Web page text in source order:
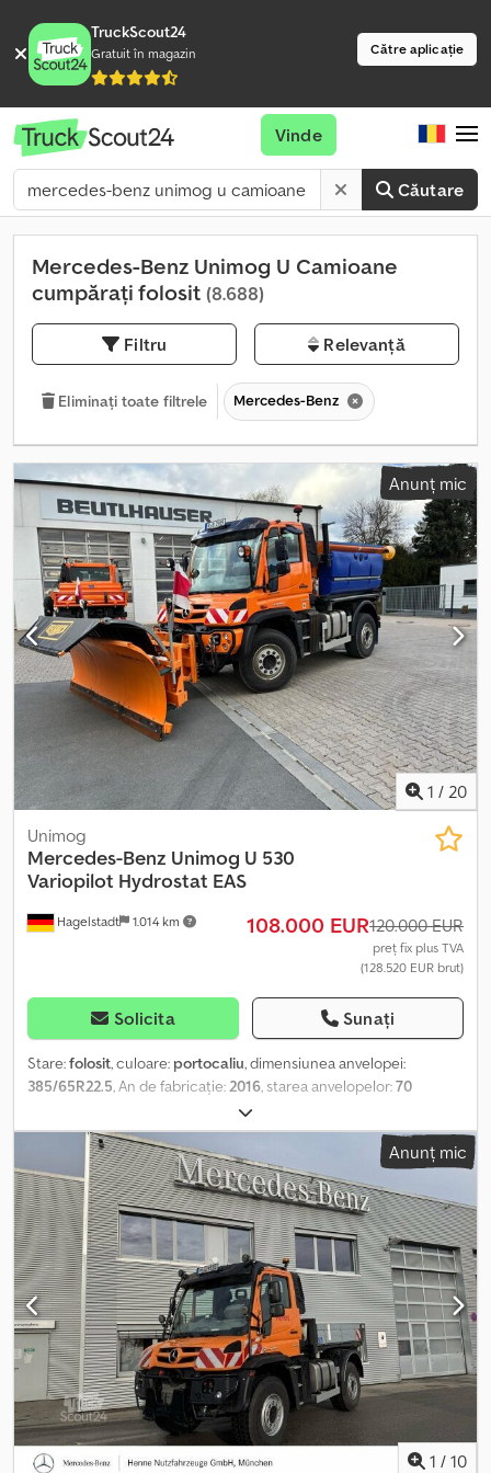
TruckScout24
Gratuit în magazin Către aplicație
Căutare
Vinde
Mercedes-Benz Unimog U Camioane
cumpărați folosit (8.688)
Filtru Relevanță
Eliminați toate filtrele Mercedes-Benz
Anunț mic
1 / 20
Hagelstadt 1.014 km
Unimog
Mercedes-Benz Unimog U 530
Variopilot Hydrostat EAS
108.000 EUR120.000 EUR
preț fix plus TVA
(128.520 EUR brut)
Solicita Sunați
Stare:folosit, culoare: portocaliu, dimensiunea anvelopei:
385/65R22.5, An de fabricație:2016, starea anvelopelor:70
, dimensiunea anvelopei din față:
dimensiunea anvelopei din spate:385/65R22.5 | 70%, viteză
90 km/h, Dotări:frână cu aer comprimat, iluminat,
Anvelope (față): 385/65R22.5, Anvelope (spate): 385/65R22.5, Trepte
înainte: 16, Trepte înapoi: 8, Prima înmatriculare: 01.01.2016, Cârlig
de remorcare – automat. Vândem un Mercedes Benz Unimog U
530 folosit, dar întreținut, fabricat în ianuarie 2016, cu următoarele
caracteristici: motor OM 936 cu 220 kW (299 CP), 62.000 de
kilometri, 2.700 de ore de funcționare, blocaj al diferențialului față,
normă de emisii Euro 6, frână pentru remorcă cu 2 conducte,
sistem Variopilot, aer condiționat, scaun cu suspensie
pneumatică, scaun încălzit, cameră spate, pregătire pentru sistem
de tăiere și scaun pentru tăiere, parbriz încălzit, sistem hidraulic
de propulsie, schimbător automat EAS, sistem hidraulic cu 3
celule, sistem de degajare pentru plug de zăpadă. Unimog-ul
poate fi cumpărat cu sau fără echipamente de deszăpezire.
Anunț mic
1 / 10